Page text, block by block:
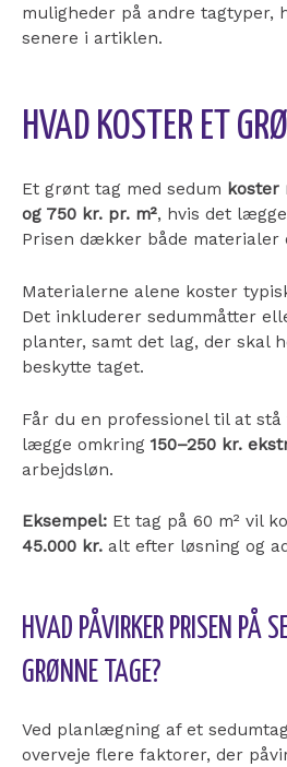
muligheder på andre tagtyper,
senere i artiklen.
HVAD KOSTER ET
Et grønt tag med sedum koster
og 750 kr. pr. m², hvis det
Prisen dækker både materialer
Materialerne alene koster
Det inkluderer sedummåtter
planter, samt det lag, der skal
beskytte taget.
Får du en professionel til at
lægge omkring 150–250 kr.
arbejdsløn.
Eksempel: Et tag på 60 m² vil
45.000 kr. alt efter løsning og
HVAD PÅVIRKER PRISEN PÅ
GRØNNE TAGE?
Ved planlægning af et
overveje flere faktorer, der